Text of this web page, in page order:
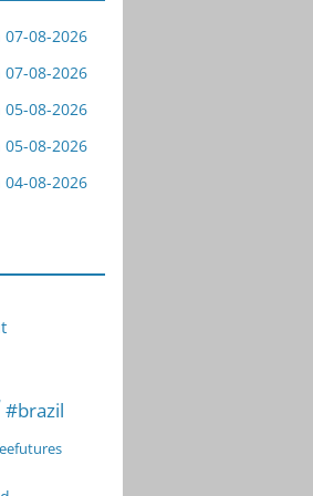
08-2026
08-2026
08-2026
08-2026
08-2026
#brazil